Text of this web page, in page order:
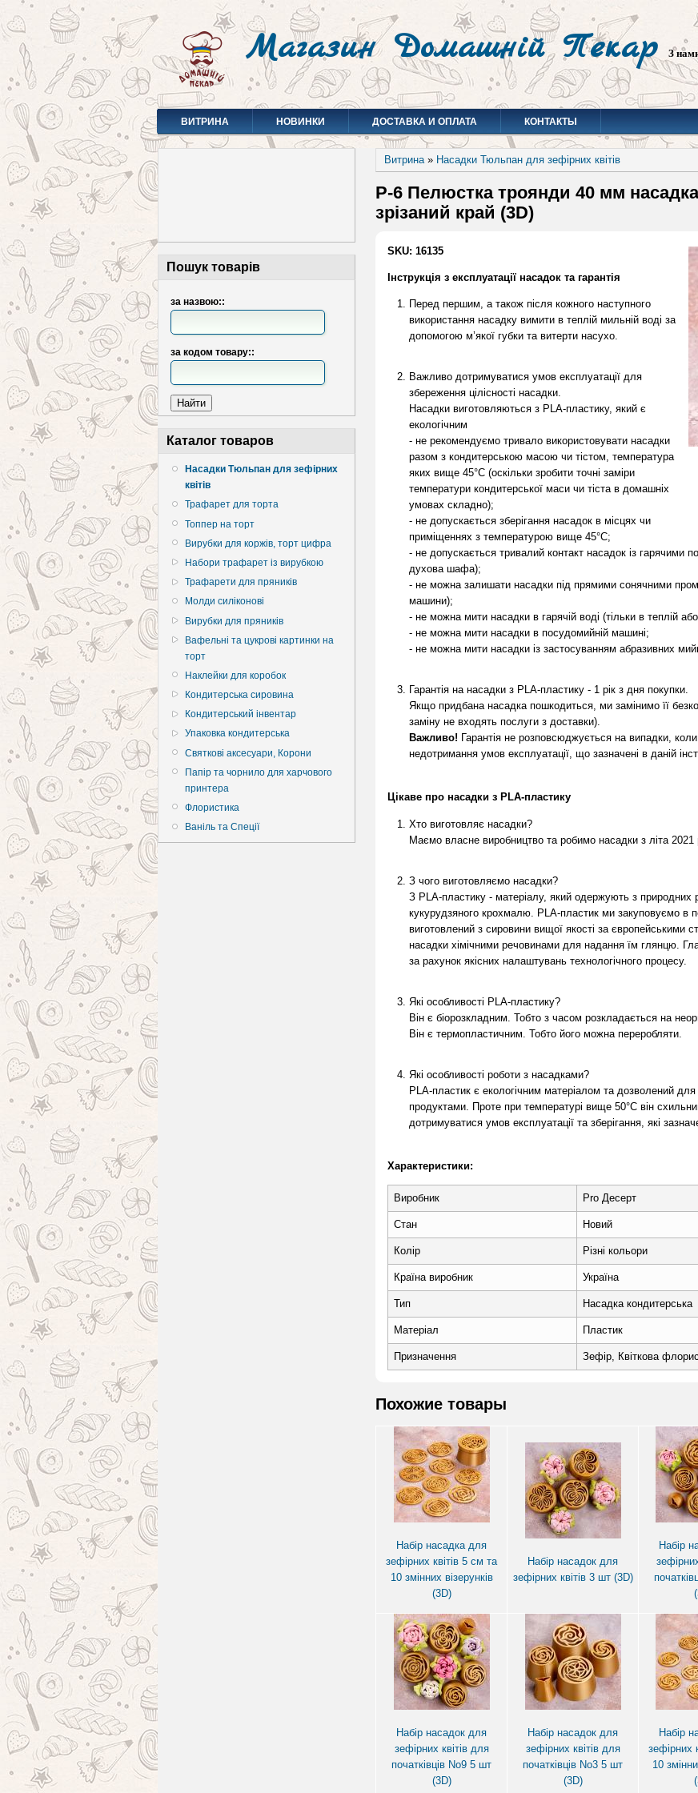
Магазин Домашній Пекар З
ВИТРИНА НОВИНКИ ДОСТАВКА И ОПЛАТА КОНТАКТЫ
Пошук товарів
за назвою::
за кодом товару::
Каталог товаров
Насадки Тюльпан для зефірних
квітів
Трафарет для торта
Топпер на торт
Вирубки для коржів, торт цифра
Набори трафарет із вирубкою
Трафарети для пряників
Молди силіконові
Вирубки для пряників
Вафельні та цукрові картинки на
торт
Наклейки для коробок
Кондитерська сировина
Кондитерський інвентар
Упаковка кондитерська
Святкові аксесуари, Корони
Папір та чорнило для харчового
принтера
Флористика
Ваніль та Спеції
Витрина» Насадки Тюльпан для зефірних квітів
P-6 Пелюстка троянди 40 мм
зрізаний край (3D)
SKU: 16135
Інструкція з експлуатації насадок та гарантія
Перед першим, а також після кожного наступного
використання насадку вимити в теплій мильній воді за
допомогою м’якої губки та витерти насухо.
Важливо дотримуватися умов експлуатації для
збереження цілісності насадки.
Насадки виготовляються з PLA-пластику, який є
екологічним
- не рекомендуємо тривало використовувати насадки
разом з кондитерською масою чи тістом, температура
яких вище 45°С (оскільки зробити точні заміри
температури кондитерської маси чи тіста в домашніх
умовах складно);
- не допускається зберігання насадок в місцях чи
приміщеннях з температурою вище 45°С;
- не допускається тривалий контакт насадок із гарячими
духова шафа);
- не можна залишати насадки під прямими сонячними
машини);
- не можна мити насадки в гарячій воді (тільки в теплій
- не можна мити насадки в посудомийній машині;
- не можна мити насадки із застосуванням абразивних
Гарантія на насадки з PLA-пластику - 1 рік з дня покупки.
Якщо придбана насадка пошкодиться, ми замінимо її
заміну не входять послуги з доставки).
Важливо! Гарантія не розповсюджується на випадки,
недотримання умов експлуатації, що зазначені в даній
Цікаве про насадки з PLA-пластику
Хто виготовляє насадки?
Маємо власне виробництво та робимо насадки з літа 2021
З чого виготовляємо насадки?
З PLA-пластику - матеріалу, який одержують з
кукурудзяного крохмалю. PLA-пластик ми закуповуємо в
виготовлений з сировини вищої якості за європейськими
насадки хімічними речовинами для надання їм глянцю.
за рахунок якісних налаштувань технологічного процесу.
Які особливості PLA-пластику?
Він є біорозкладним. Тобто з часом розкладається на
Він є термопластичним. Тобто його можна переробляти.
Які особливості роботи з насадками?
PLA-пластик є екологічним матеріалом та дозволений
продуктами. Проте при температурі вище 50°С він
дотримуватися умов експлуатації та зберігання, які
Характеристики:
Виробник Pro Десерт
Стан Новий
Колір Різні кольори
Країна виробник Україна
Тип Насадка кондитерська
Матеріал Пластик
Призначення Зефір, Квіткова
Похожие товары
Набір насадка для
зефірних квітів 5 см та
10 змінних візерунків
(3D)
Набір насадок для
зефірних квітів 3 шт (3D)
Набір
Набір насадок для
зефірних квітів для
початківців No9 5 шт
(3D)
Набір насадок для
зефірних квітів для
початківців No3 5 шт
(3D)
Набір
зефірних
10